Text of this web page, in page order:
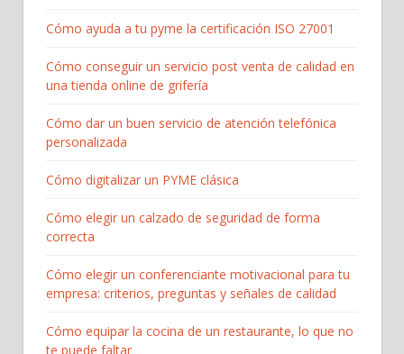
Cómo ayuda a tu pyme la certificación ISO 27001
Cómo conseguir un servicio post venta de calidad en
una tienda online de grifería
Cómo dar un buen servicio de atención telefónica
personalizada
Cómo digitalizar un PYME clásica
Cómo elegir un calzado de seguridad de forma
correcta
Cómo elegir un conferenciante motivacional para tu
empresa: criterios, preguntas y señales de calidad
Cómo equipar la cocina de un restaurante, lo que no
te puede faltar